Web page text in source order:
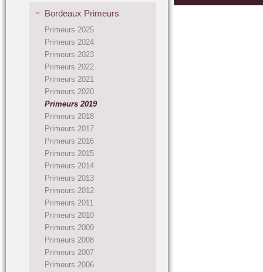
Bordeaux Primeurs
Primeurs 2025
Primeurs 2024
Primeurs 2023
Primeurs 2022
Primeurs 2021
Primeurs 2020
Primeurs 2019
Primeurs 2018
Primeurs 2017
Primeurs 2016
Primeurs 2015
Primeurs 2014
Primeurs 2013
Primeurs 2012
Primeurs 2011
Primeurs 2010
Primeurs 2009
Primeurs 2008
Primeurs 2007
Primeurs 2006